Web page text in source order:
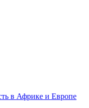
в Африке и Европе